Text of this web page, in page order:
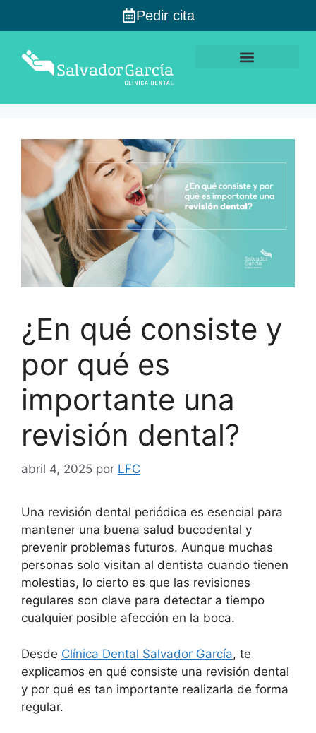
Pedir cita
¿En qué consiste y
por qué es
importante una
revisión dental?
abril 4, 2025 por LFC
Una revisión dental periódica es esencial para
mantener una buena salud bucodental y
prevenir problemas futuros. Aunque muchas
personas solo visitan al dentista cuando tienen
molestias, lo cierto es que las revisiones
regulares son clave para detectar a tiempo
cualquier posible afección en la boca.
Desde Clínica Dental Salvador García, te
explicamos en qué consiste una revisión dental
y por qué es tan importante realizarla de forma
regular.